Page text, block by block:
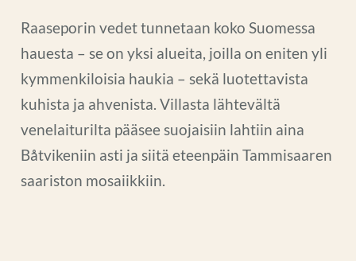
Raaseporin vedet tunnetaan koko Suomessa
hauesta – se on yksi alueita, joilla on eniten yli
kymmenkiloisia haukia – sekä luotettavista
kuhista ja ahvenista. Villasta lähtevältä
venelaiturilta pääsee suojaisiin lahtiin aina
Båtvikeniin asti ja siitä eteenpäin Tammisaaren
saariston mosaiikkiin.